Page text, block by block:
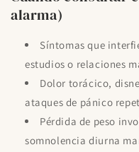
alarma)
Síntomas que
estudios o relaciones
Dolor torácico,
ataques de pánico
Pérdida de peso
somnolencia diurna